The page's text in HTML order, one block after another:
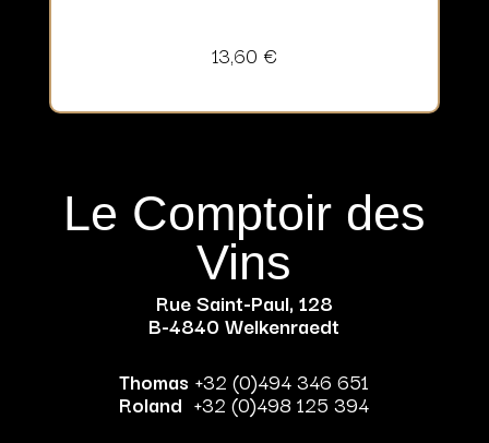
13,60 €
Le Comptoir des
Vins
Rue Saint-Paul, 128
B-4840 Welkenraedt
Thomas +32 (0)494 346 651
Roland +32 (0)498 125 394